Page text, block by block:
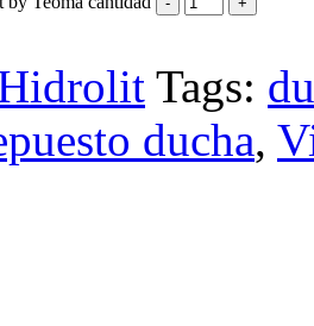
Tags:
ducha,